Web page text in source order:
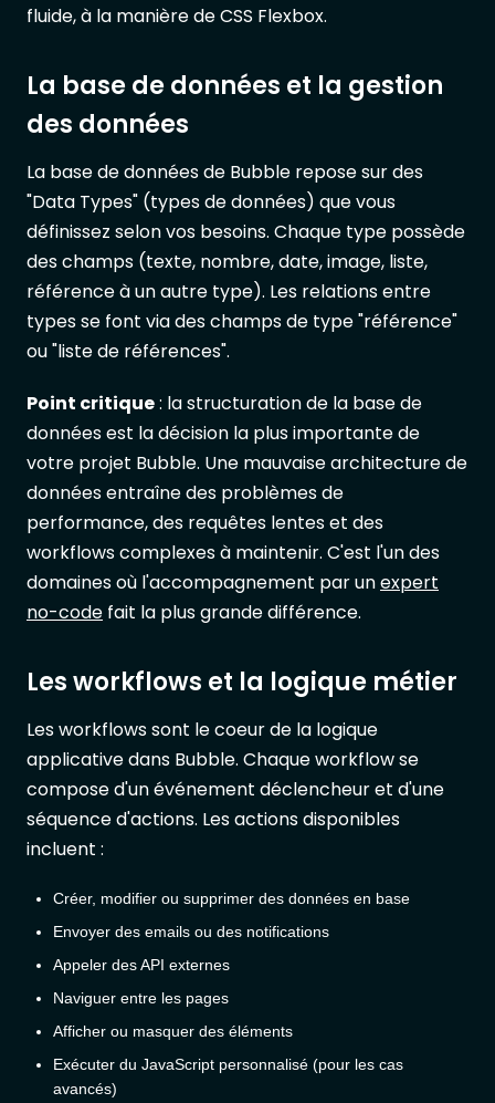
fluide, à la manière de CSS Flexbox.
La base de données et la gestion
des données
La base de données de Bubble repose sur des
"Data Types" (types de données) que vous
définissez selon vos besoins. Chaque type possède
des champs (texte, nombre, date, image, liste,
référence à un autre type). Les relations entre
types se font via des champs de type "référence"
ou "liste de références".
Point critique: la structuration de la base de
données est la décision la plus importante de
votre projet Bubble. Une mauvaise architecture de
données entraîne des problèmes de
performance, des requêtes lentes et des
workflows complexes à maintenir. C'est l'un des
domaines où l'accompagnement par unexpert
no-code fait la plus grande différence.
Les workflows et la logique métier
Les workflows sont le coeur de la logique
applicative dans Bubble. Chaque workflow se
compose d'un événement déclencheur et d'une
séquence d'actions. Les actions disponibles
incluent :
Créer, modifier ou supprimer des données en base
Envoyer des emails ou des notifications
Appeler des API externes
Naviguer entre les pages
Afficher ou masquer des éléments
Exécuter du JavaScript personnalisé (pour les cas
avancés)